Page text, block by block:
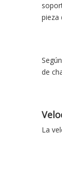
pieza
de
La